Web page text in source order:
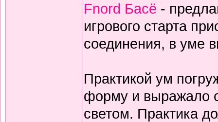
Fnord Басё -
игрового старта
соединения, в уме
Практикой ум
форму и выражало
светом. Практика